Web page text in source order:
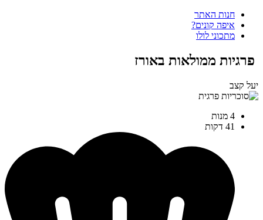
חנות האתר
איפה קונים?
מתכוני לולו
פרגיות ממולאות באורז
יעל קצב
4 מנות
41 דקות